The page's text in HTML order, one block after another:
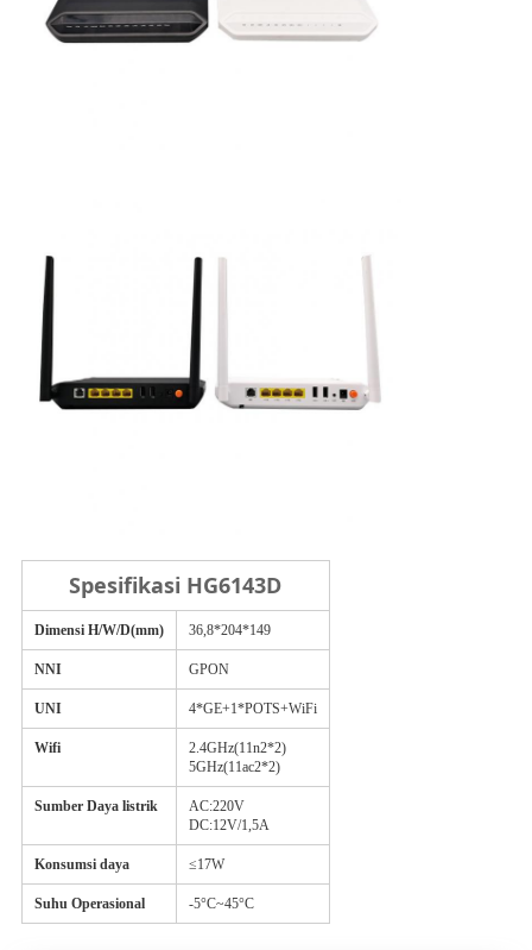
Spesifikasi HG6143D
Dimensi H/W/D(mm) 36,8*204*149
NNI GPON
UNI 4*GE+1*POTS+WiFi
Wifi
2.4GHz(11n2*2)
5GHz(11ac2*2)
Sumber Daya listrik
AC:220V
DC:12V/1,5A
Konsumsi daya ≤17W
Suhu Operasional -5°C~45°C